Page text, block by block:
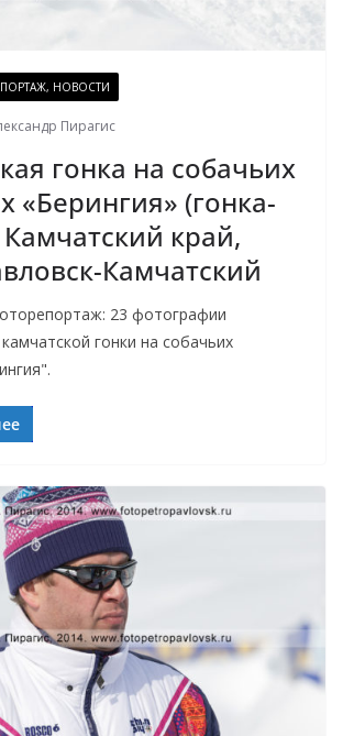
НОВОСТИ
Пирагис
гонка на собачьих
«Берингия» (гонка-
край,
Камчатский
23 фотографии
гонки на собачьих